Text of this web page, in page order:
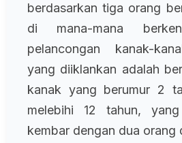
berdasarkan tiga orang
di mana-mana
pelancongan kanak-
yang diiklankan adalah
kanak yang berumur 2
melebihi 12 tahun,
kembar dengan dua orang